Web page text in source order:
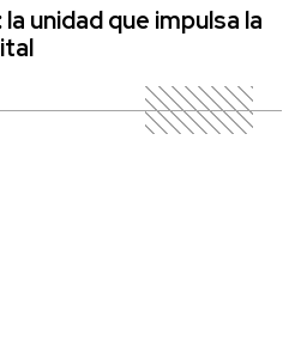
unidad que impulsa la